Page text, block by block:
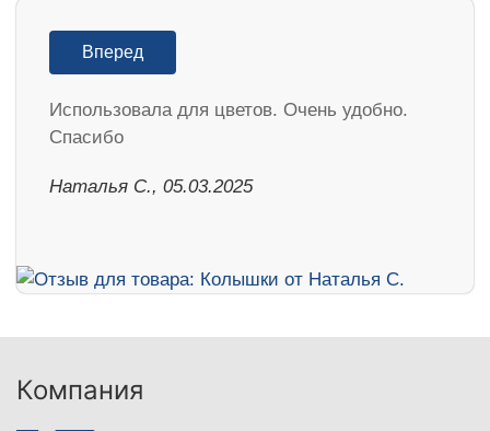
Вперед
Использовала для цветов. Очень удобно.
Спасибо
Наталья С., 05.03.2025
Компания